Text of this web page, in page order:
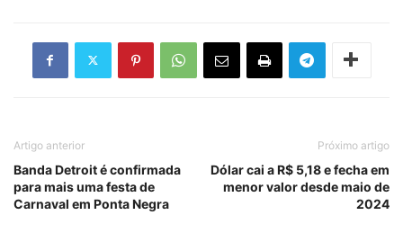
Artigo anterior
Banda Detroit é confirmada
para mais uma festa de
Carnaval em Ponta Negra
Próximo artigo
Dólar cai a R$ 5,18 e fecha em
menor valor desde maio de
2024